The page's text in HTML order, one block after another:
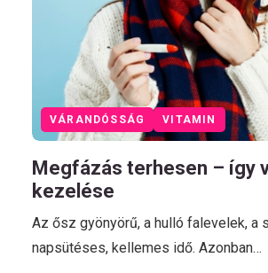
VÁRANDÓSSÁG VITAMIN
Megfázás terhesen – így
kezelése
Az ősz gyönyörű, a hulló falevelek, a
napsütéses, kellemes idő. Azonban…